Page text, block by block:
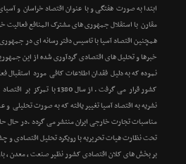
ابتدا به صورت هفتگی و با عنوان اقتصاد خراسان و
مقارن با استقلال جمهوری های مشترک المنافع فعالیت
همچنین اقتصاد آسیا با تاسیس دفتر رسانه ای در
خبرها و تحلیل های اقتصادی گردآوری شده از این
نموده که به دلیل فقدان اطلاعات کافی مورد استقبال
کشور قرار می گرفت . از سال 1380 با تمرکز بر اقتصاد منطقه نام این
نشریه به اقتصاد آسیا تغییر یافته که به صورت تحلیلی و
مناسبات تجارت خارجی ایران منتشر می گردد .در حال
تحت نظارت هیات تحریریه با رویکرد تحلیل اقتصادی و
بر بخش های کلان اقتصادی کشور نظیر صنعت ، معدن ،